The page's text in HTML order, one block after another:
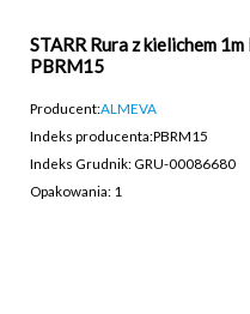
STARR Rura z kielichem
PBRM15
Producent:ALMEVA
Indeks producenta:PBRM15
Indeks Grudnik: GRU-00086680
Opakowania: 1